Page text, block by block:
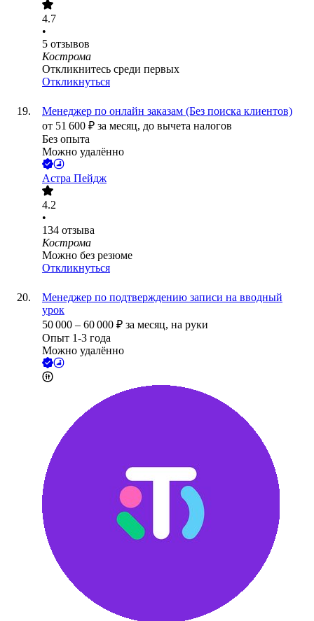
4.7
•
5 отзывов
Кострома
Откликнитесь среди первых
Откликнуться
Менеджер по онлайн заказам (Без поиска клиентов)
от 51 600 ₽ за месяц, до вычета налогов
Без опыта
Можно удалённо
Астра Пейдж
4.2
•
134 отзыва
Кострома
Можно без резюме
Откликнуться
Менеджер по подтверждению записи на вводный
урок
50 000 – 60 000 ₽ за месяц, на руки
Опыт 1-3 года
Можно удалённо